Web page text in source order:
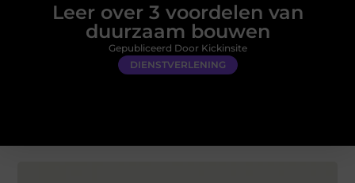
Leer over 3 voordelen van
duurzaam bouwen
DIENSTVERLENING
Gepubliceerd Door Kickinsite